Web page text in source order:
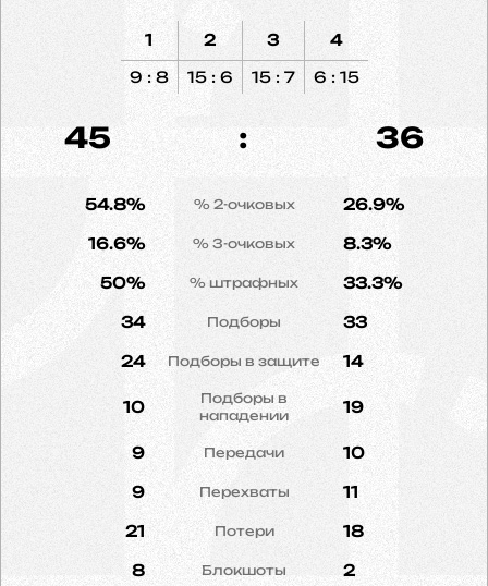
1
9 : 8
2
15 : 6
3
15 : 7
4
6 : 15
45 : 36
54.8% % 2-очковых 26.9%
16.6% % 3-очковых 8.3%
50% % штрафных 33.3%
34 Подборы 33
24 Подборы в защите 14
10
Подборы в
нападении
19
9 Передачи 10
9 Перехваты 11
21 Потери 18
8 Блокшоты 2